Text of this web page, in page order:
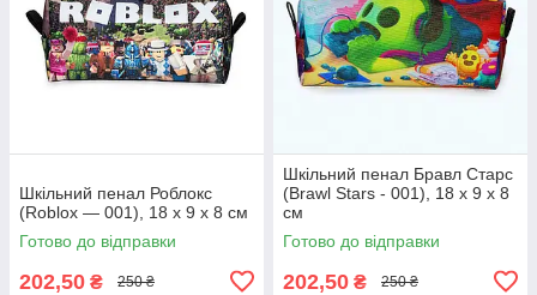
Шкільний пенал Роблокс
(Roblox — 001), 18 х 9 х 8 см
Готово до відправки
202,50 ₴ 250 ₴
Шкільний пенал Бравл Старс
(Brawl Stars - 001), 18 х 9 х 8
см
Готово до відправки
202,50 ₴ 250 ₴